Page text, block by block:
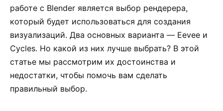
работе с Blender является выбор рендерера,
который будет использоваться для создания
визуализаций. Два основных варианта — Eevee и
Cycles. Но какой из них лучше выбрать? В этой
статье мы рассмотрим их достоинства и
недостатки, чтобы помочь вам сделать
правильный выбор.